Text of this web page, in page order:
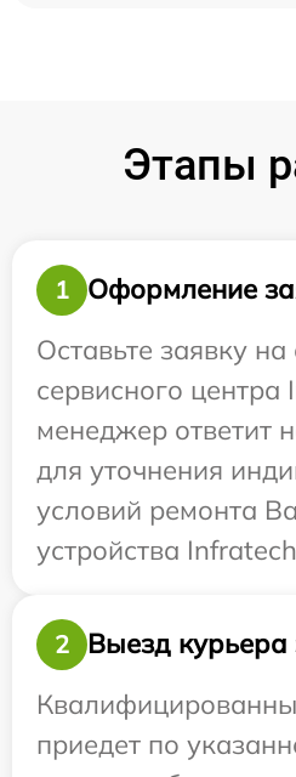
Этапы
1
Оформление
Оставьте заявку на
сервисного
менеджер ответит
для уточнения
условий ремонта
устройства
2
Выезд курьера
приедет по